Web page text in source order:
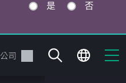
是 否
公司